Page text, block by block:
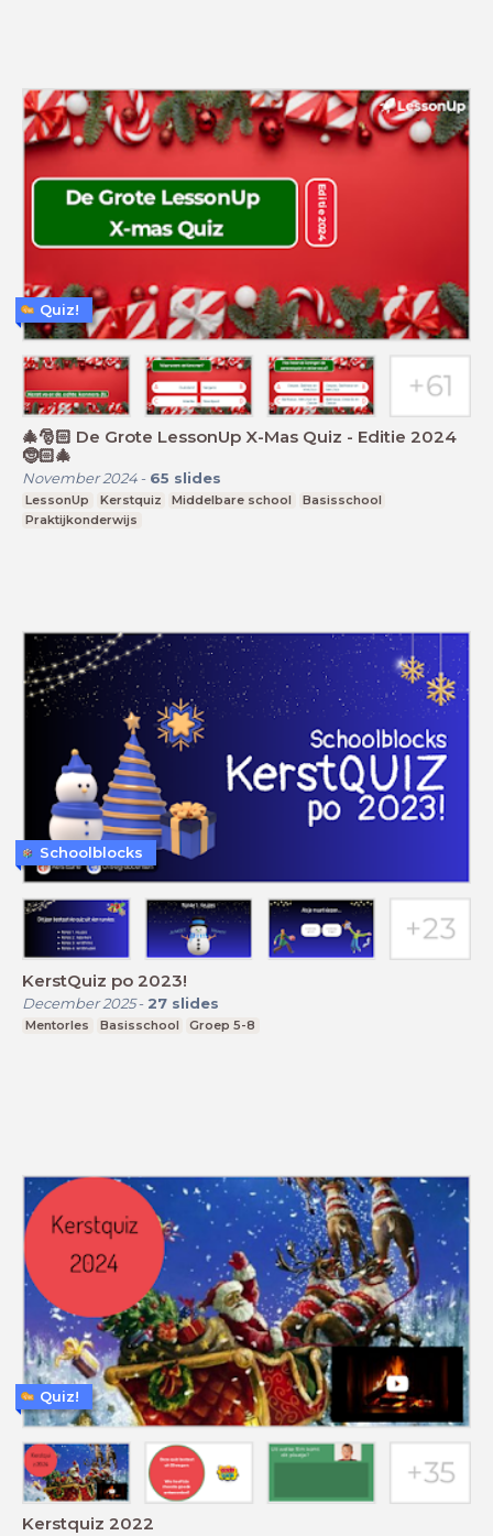
🎄🎅🏻 De Grote LessonUp X-Mas Quiz - Editie 2024
🤶🏻🎄
November 2024- 65 slides
LessonUp Kerstquiz Middelbare school
Basisschool
Praktijkonderwijs
Quiz!
KerstQuiz po 2023!
December 2025- 27 slides
Mentorles Basisschool Groep 5-8
Schoolblocks
Kerstquiz 2022
Quiz!